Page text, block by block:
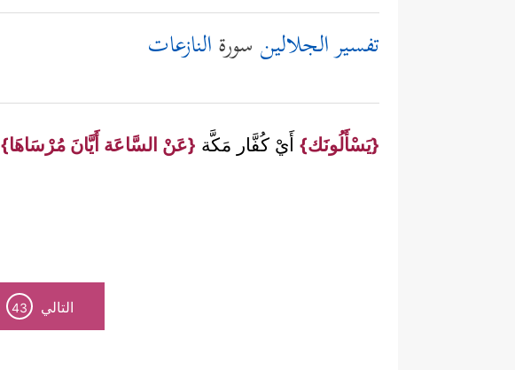
تفسير الجلالين سورةالنازعات
{يَسْأَلُونَك} أَيْ كُفَّار مَكَّة {عَنْ السَّاعَة أَيَّانَ مُرْسَاهَا}
التالي 43